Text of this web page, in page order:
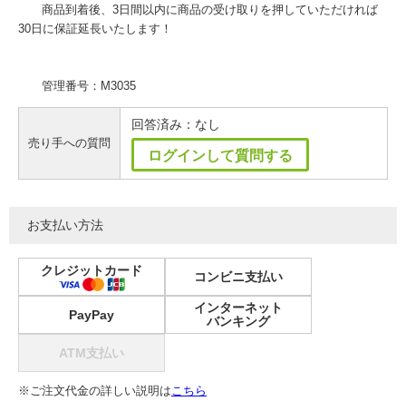
商品到着後、3日間以内に商品の受け取りを押していただければ
30日に保証延長いたします！
管理番号：M3035
売り手への質問
回答済み：なし
ログインして質問する
お支払い方法
クレジットカード コンビニ支払い
PayPay
インターネット
バンキング
ATM支払い
※ご注文代金の詳しい説明はこちら